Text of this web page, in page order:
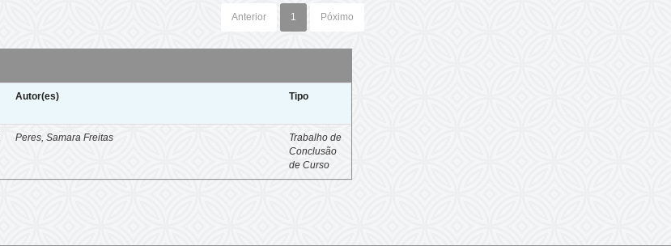
Anterior 1 Póximo
Autor(es) Tipo
Peres, Samara Freitas
Trabalho de
Conclusão
de Curso